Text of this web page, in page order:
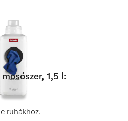
1,5 l:
ruhákhoz.